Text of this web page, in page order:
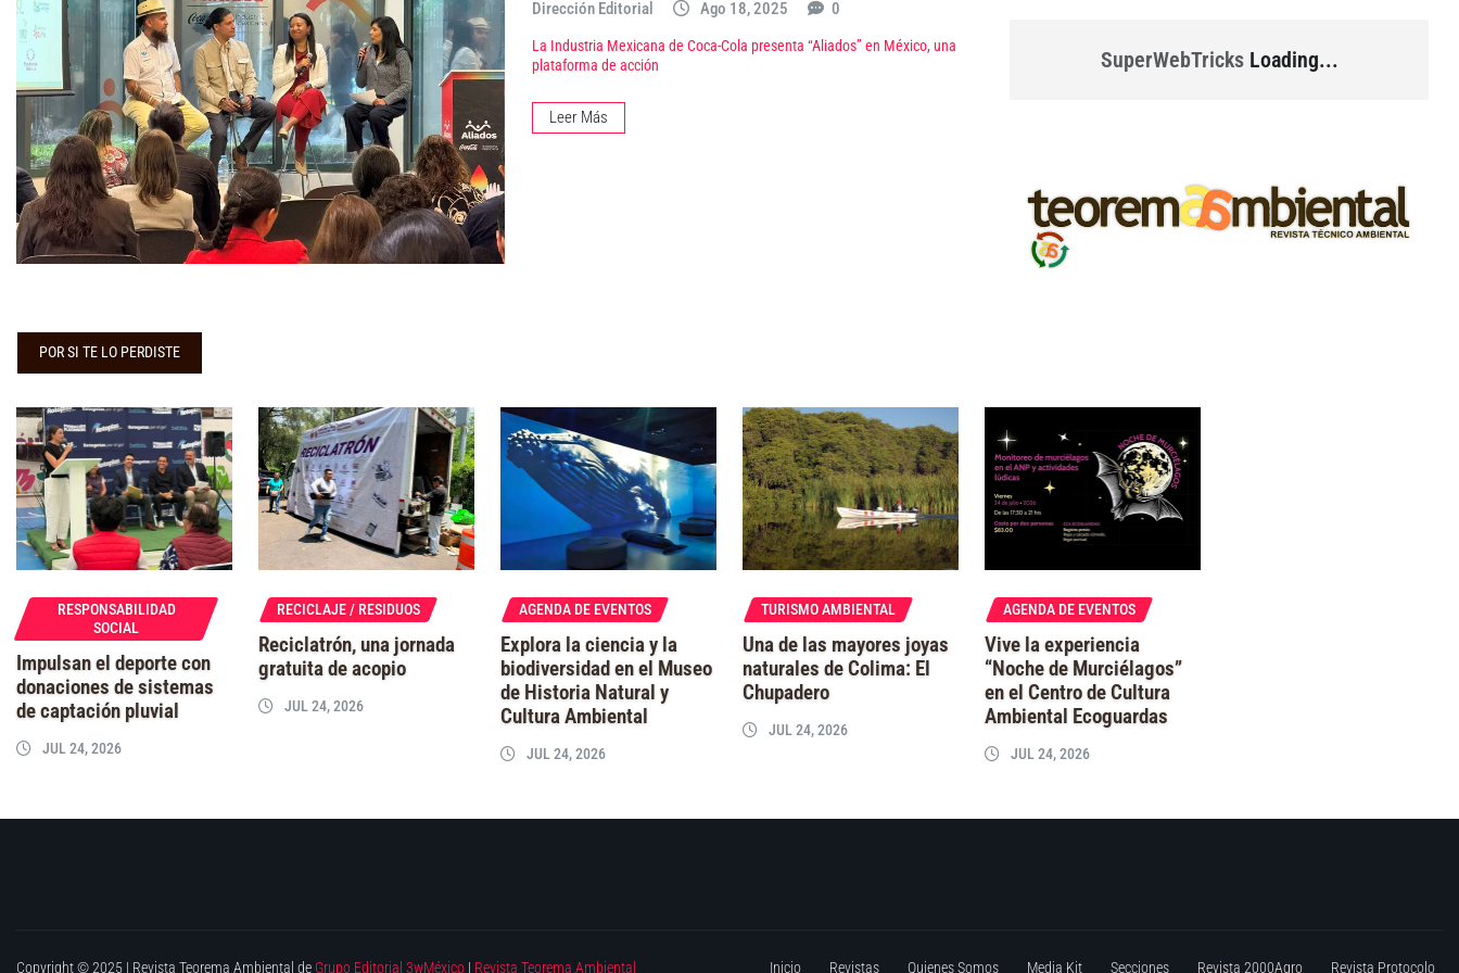
Dirección Editorial Ago 18, 2025 0
La Industria Mexicana de Coca-Cola presenta “Aliados” en México, una
plataforma de acción
Leer Más
SuperWebTricksLoading...
POR SI TE LO PERDISTE
RESPONSABILIDAD
SOCIAL
Impulsan el deporte con
donaciones de sistemas
de captación pluvial
JUL 24, 2026
RECICLAJE / RESIDUOS
Reciclatrón, una jornada
gratuita de acopio
JUL 24, 2026
AGENDA DE EVENTOS
Explora la ciencia y la
biodiversidad en el Museo
de Historia Natural y
Cultura Ambiental
JUL 24, 2026
TURISMO AMBIENTAL
Una de las mayores joyas
naturales de Colima: El
Chupadero
JUL 24, 2026
AGENDA DE EVENTOS
Vive la experiencia
“Noche de Murciélagos”
en el Centro de Cultura
Ambiental Ecoguardas
JUL 24, 2026
Copyright © 2025 | Revista Teorema Ambiental de Grupo Editorial 3wMéxico | Revista Teorema Ambiental Inicio Revistas Quienes Somos Media Kit Secciones Revista 2000Agro Revista Protocolo